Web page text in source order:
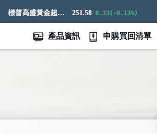
標普高盛黃金超額回報指數 251.58 0.33(-0.13%)
產品資訊 申購買回清單